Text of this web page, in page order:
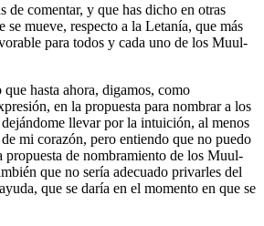
de comentar, y que has dicho en otras
se mueve, respecto a la Letanía, que más
para todos y cada uno de los Muul-
hasta ahora, digamos, como
en la propuesta para nombrar a los
llevar por la intuición, al menos
mi corazón, pero entiendo que no puedo
propuesta de nombramiento de los Muul-
que no sería adecuado privarles del
que se daría en el momento en que se